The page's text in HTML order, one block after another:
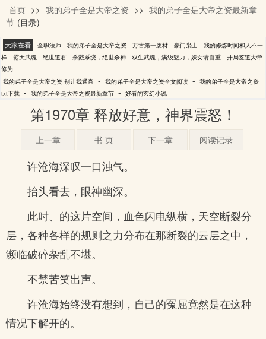
别让我通宵
首页 >> 我的弟子全是大帝之资 >> 我的弟子全是大帝之资最新章
节 (目录)
大家在看 全职法师 我的弟子全是大帝之资 万古第一废材 豪门枭士
我的修炼时间和人不一
样
霸天武魂 绝世道君 杀戮系统，绝世杀神 双生武魂，满级魅力，妖女请自重
开局签道大帝
修为
我的弟子全是大帝之资 别让我通宵 - 我的弟子全是大帝之资全文阅读 - 我的弟子全是大帝之资
txt下载 - 我的弟子全是大帝之资最新章节 - 好看的玄幻小说
第1970章 释放好意，神界震怒！
上一章 书 页 下一章 阅读记录
许沧海深叹一口浊气。
抬头看去，眼神幽深。
此时、的这片空间，血色闪电纵横，天空断裂分
层，各种各样的规则之力分布在那断裂的云层之中，
濒临破碎杂乱不堪。
不禁苦笑出声。
许沧海始终没有想到，自己的冤屈竟然是在这种
情况下解开的。